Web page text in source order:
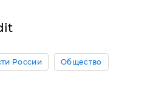
России Общество